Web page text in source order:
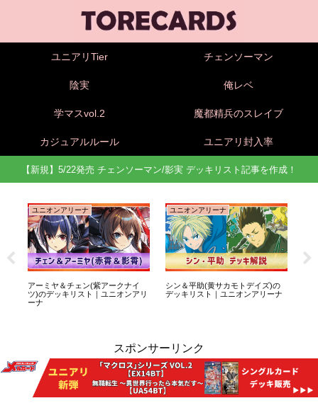
ユニアリTier チェンソーマン
陰実 俺レベ
学マスvol.2 魔都精兵のスレイブ
カジュアルルール ユニアリ封入率
【新規】5/22発売 チェンソーマン/影実 デッキリスト記事を作成！
ユニオンアリーナ
アーミヤ＆チェン(紫アークナイ
ツ)のデッキリスト｜ユニオンアリ
ーナ
ユニオンアリーナ
シン＆平助(黄サカモトデイズ)の
デッキリスト｜ユニオンアリーナ
スポンサーリンク